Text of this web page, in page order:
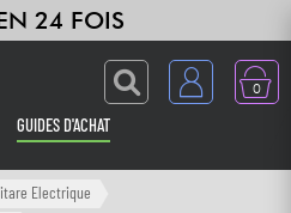
24 FOIS
0
GUIDES D'ACHAT
Electrique